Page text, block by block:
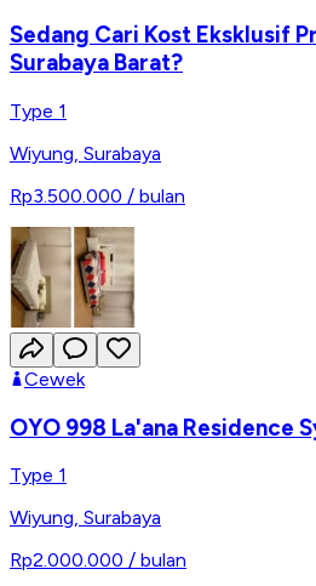
Sedang Cari Kost Eksklusif
Surabaya Barat?
Type 1
Wiyung, Surabaya
Rp3.500.000 / bulan
Cewek
OYO 998 La'ana Residence
Type 1
Wiyung, Surabaya
Rp2.000.000 / bulan